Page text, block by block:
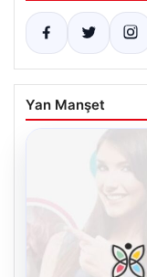
Yan Manşet